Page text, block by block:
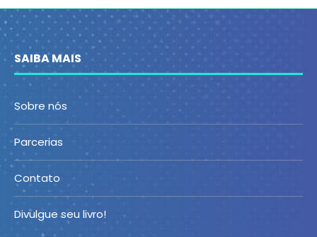
SAIBA MAIS
Sobre nós
Parcerias
Contato
Divulgue seu livro!